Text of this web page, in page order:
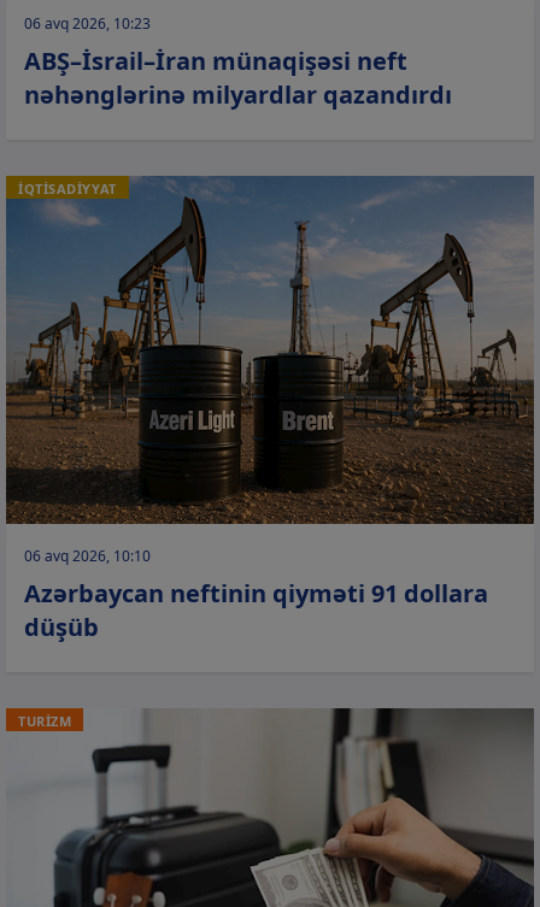
06 avq 2026, 10:23
ABŞ–İsrail–İran münaqişəsi neft
nəhənglərinə milyardlar qazandırdı
İQTİSADİYYAT
06 avq 2026, 10:10
Azərbaycan neftinin qiyməti 91 dollara
düşüb
TURİZM